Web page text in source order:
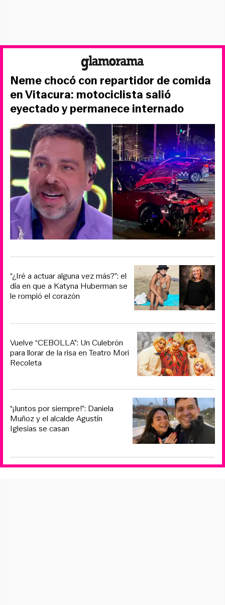
Neme chocó con repartidor de comida
en Vitacura: motociclista salió
eyectado y permanece internado
“¿Iré a actuar alguna vez más?”: el
día en que a Katyna Huberman se
le rompió el corazón
Vuelve “CEBOLLA”: Un Culebrón
para llorar de la risa en Teatro Mori
Recoleta
“¡Juntos por siempre!”: Daniela
Muñoz y el alcalde Agustín
Iglesias se casan